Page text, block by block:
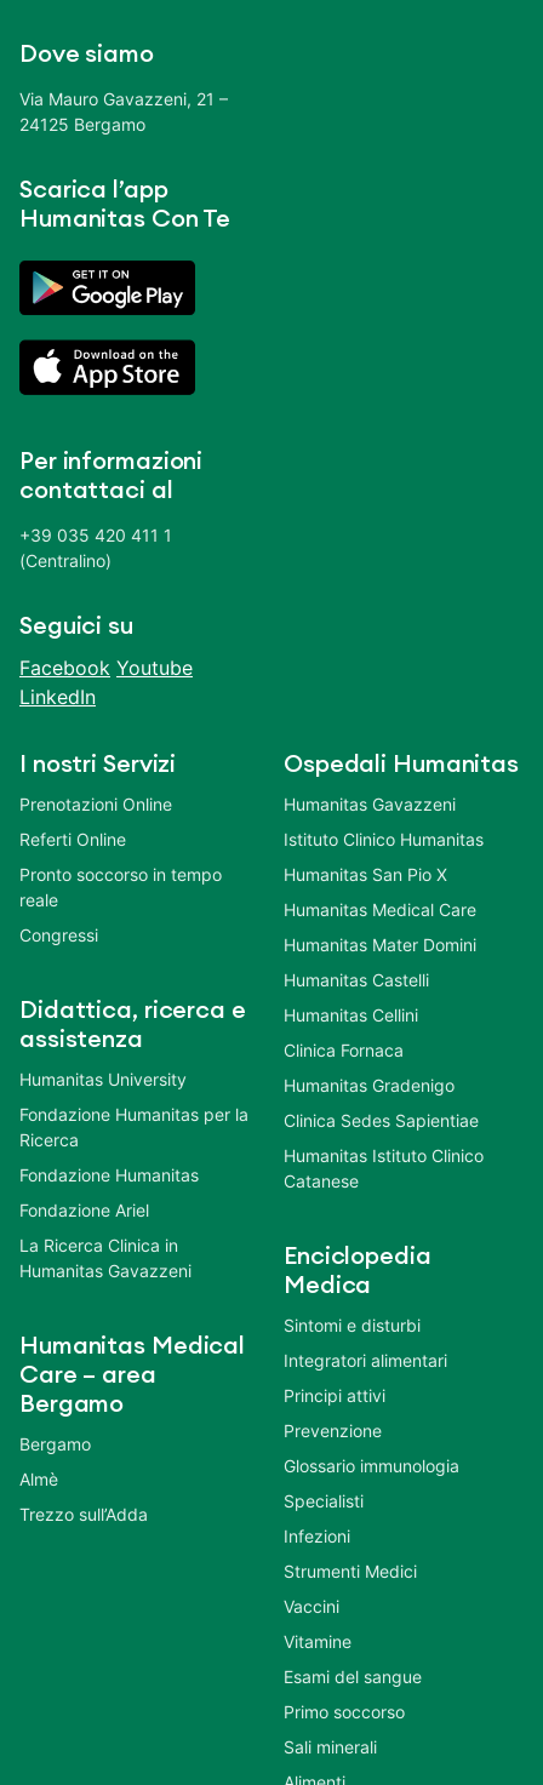
Dove siamo
Via Mauro Gavazzeni, 21 –
24125 Bergamo
Scarica l’app
Humanitas Con Te
Per informazioni
contattaci al
+39 035 420 411 1
(Centralino)
Seguici su
Facebook Youtube
LinkedIn
I nostri Servizi
Prenotazioni Online
Referti Online
Pronto soccorso in tempo
reale
Congressi
Didattica, ricerca e
assistenza
Humanitas University
Fondazione Humanitas per la
Ricerca
Fondazione Humanitas
Fondazione Ariel
La Ricerca Clinica in
Humanitas Gavazzeni
Humanitas Medical
Care – area
Bergamo
Bergamo
Almè
Trezzo sull’Adda
Ospedali Humanitas
Humanitas Gavazzeni
Istituto Clinico Humanitas
Humanitas San Pio X
Humanitas Medical Care
Humanitas Mater Domini
Humanitas Castelli
Humanitas Cellini
Clinica Fornaca
Humanitas Gradenigo
Clinica Sedes Sapientiae
Humanitas Istituto Clinico
Catanese
Enciclopedia
Medica
Sintomi e disturbi
Integratori alimentari
Principi attivi
Prevenzione
Glossario immunologia
Specialisti
Infezioni
Strumenti Medici
Vaccini
Vitamine
Esami del sangue
Primo soccorso
Sali minerali